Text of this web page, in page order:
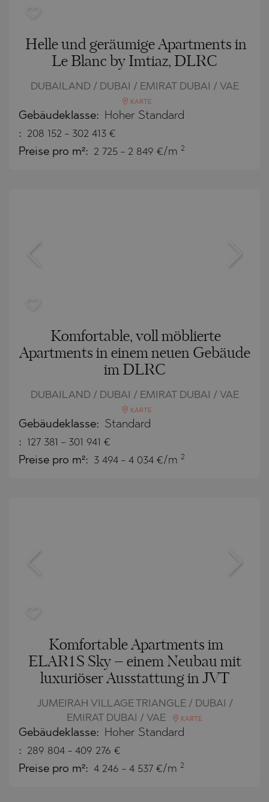
Helle und geräumige Apartments in
Le Blanc by Imtiaz, DLRC
DUBAILAND / DUBAI / EMIRAT DUBAI / VAE
KARTE
Gebäudeklasse: Hoher Standard
: 208 152 - 302 413 €
Preise pro m²: 2 725 - 2 849 €/m 2
Komfortable, voll möblierte
Apartments in einem neuen Gebäude
im DLRC
DUBAILAND / DUBAI / EMIRAT DUBAI / VAE
KARTE
Gebäudeklasse: Standard
: 127 381 - 301 941 €
Preise pro m²: 3 494 - 4 034 €/m 2
Komfortable Apartments im
ELAR1S Sky – einem Neubau mit
luxuriöser Ausstattung in JVT
JUMEIRAH VILLAGE TRIANGLE / DUBAI /
EMIRAT DUBAI / VAE
KARTE
Gebäudeklasse: Hoher Standard
: 289 804 - 409 276 €
Preise pro m²: 4 246 - 4 537 €/m 2